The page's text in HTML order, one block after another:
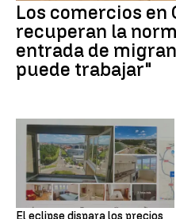
Los comercios en
recuperan la
entrada de
puede trabajar"
El eclipse dispara los precios